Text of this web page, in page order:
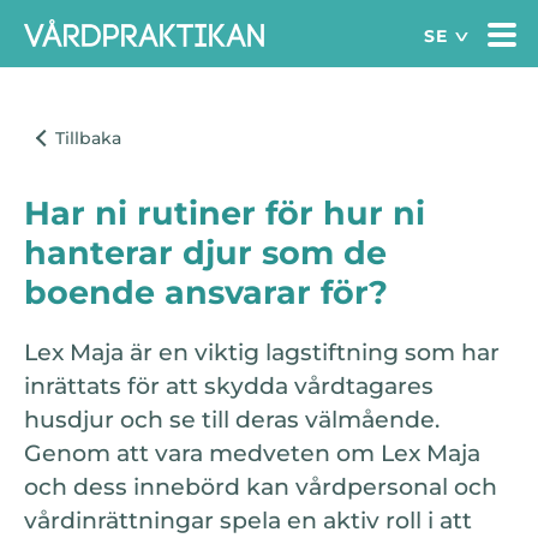
Har ni rutiner för hur ni
hanterar djur som de
boende ansvarar för?
Lex Maja är en viktig lagstiftning som har
inrättats för att skydda vårdtagares
husdjur och se till deras välmående.
Genom att vara medveten om Lex Maja
och dess innebörd kan vårdpersonal och
vårdinrättningar spela en aktiv roll i att